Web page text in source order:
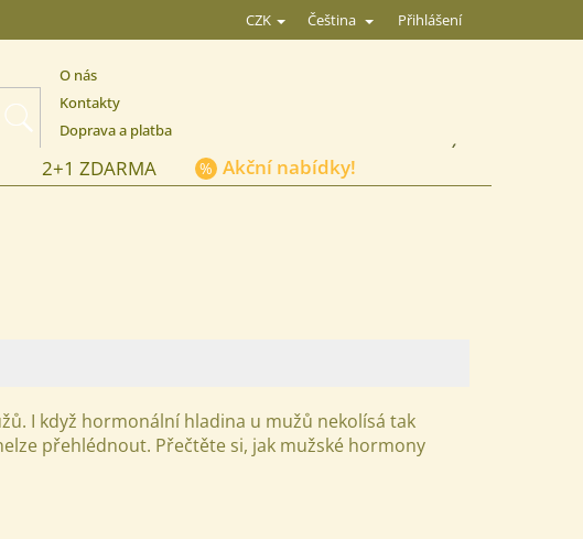
CZK Čeština Přihlášení
O nás
Kontakty
Doprava a platba
KOŠÍK
2+1 ZDARMA Akční nabídky!
I když hormonální hladina u mužů nekolísá tak
přehlédnout. Přečtěte si, jak mužské hormony